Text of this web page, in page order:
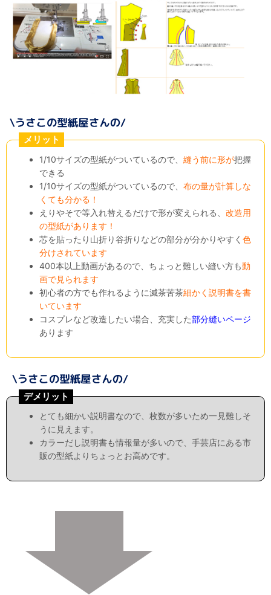
メリット
1/10サイズの型紙がついているので、縫う前に形が把握
できる
1/10サイズの型紙がついているので、布の量が計算しな
くても分かる！
えりやそで等入れ替えるだけで形が変えられる、改造用
の型紙があります！
芯を貼ったり山折り谷折りなどの部分が分かりやすく色
分けされています
400本以上動画があるので、ちょっと難しい縫い方も動
画で見られます
初心者の方でも作れるように滅茶苦茶細かく説明書を書
いています
コスプレなど改造したい場合、充実した部分縫いページ
あります
デメリット
とても細かい説明書なので、枚数が多いため一見難しそ
うに見えます。
カラーだし説明書も情報量が多いので、手芸店にある市
販の型紙よりちょっとお高めです。